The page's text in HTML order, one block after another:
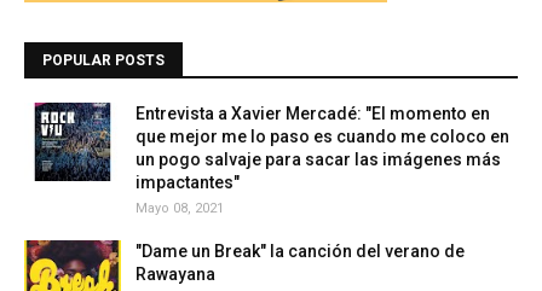
POPULAR POSTS
Entrevista a Xavier Mercadé: "El momento en
que mejor me lo paso es cuando me coloco en
un pogo salvaje para sacar las imágenes más
impactantes"
Mayo 08, 2021
"Dame un Break" la canción del verano de
Rawayana